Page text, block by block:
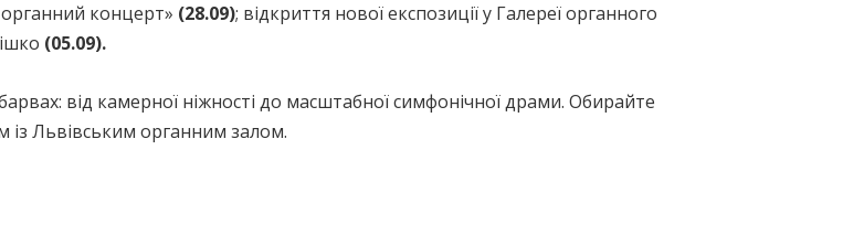
концерт» (28.09); відкриття нової експозиції у Галереї органного
(05.09).
від камерної ніжності до масштабної симфонічної драми. Обирайте
із Львівським органним залом.